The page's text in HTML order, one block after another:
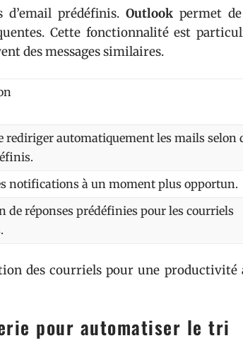
prédéfinis. Outlook permet
Cette fonctionnalité est
des messages similaires.
rediriger automatiquement les mails selon
notifications à un moment plus opportun.
de réponses prédéfinies pour les courriels
des courriels pour une productivité
pour automatiser le tri